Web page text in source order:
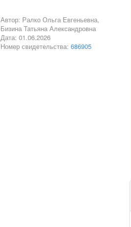
Автор: Ралко Ольга Евгеньевна,
Бизина Татьяна Александровна
Дата: 01.06.2026
Номер свидетельства: 686905